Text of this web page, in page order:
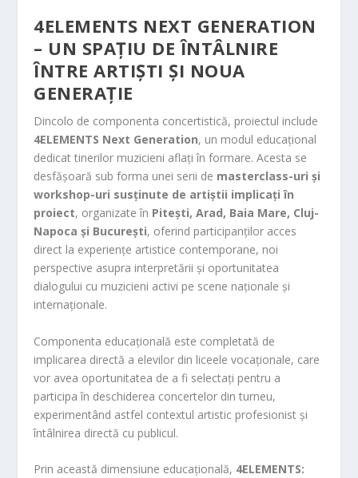
4ELEMENTS NEXT GENERATION
– UN SPAȚIU DE ÎNTÂLNIRE
ÎNTRE ARTIȘTI ȘI NOUA
GENERAȚIE
Dincolo de componenta concertistică, proiectul include
4ELEMENTS Next Generation, un modul educațional
dedicat tinerilor muzicieni aflați în formare. Acesta se
desfășoară sub forma unei serii de masterclass-uri și
workshop-uri susținute de artiștii implicați în
proiect, organizate în Pitești, Arad, Baia Mare, Cluj-
Napoca și București, oferind participanților acces
direct la experiențe artistice contemporane, noi
perspective asupra interpretării și oportunitatea
dialogului cu muzicieni activi pe scene naționale și
internaționale.
Componenta educațională este completată de
implicarea directă a elevilor din liceele vocaționale, care
vor avea oportunitatea de a fi selectați pentru a
participa în deschiderea concertelor din turneu,
experimentând astfel contextul artistic profesionist și
întâlnirea directă cu publicul.
Prin această dimensiune educațională, 4ELEMENTS: